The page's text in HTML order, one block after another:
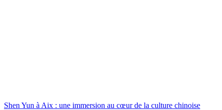
Shen Yun à Aix : une immersion au cœur de la culture chinoise